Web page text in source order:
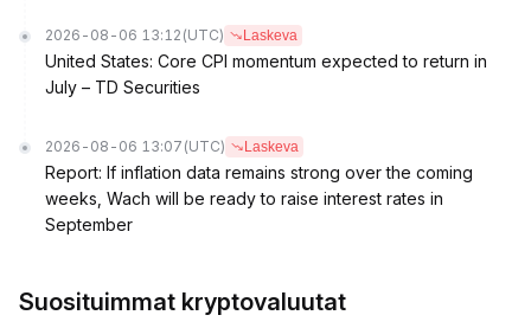
2026-08-06 13:12 (UTC) Laskeva
United States: Core CPI momentum expected to return in
July – TD Securities
2026-08-06 13:07 (UTC) Laskeva
Report: If inflation data remains strong over the coming
weeks, Wach will be ready to raise interest rates in
September
Suosituimmat kryptovaluutat